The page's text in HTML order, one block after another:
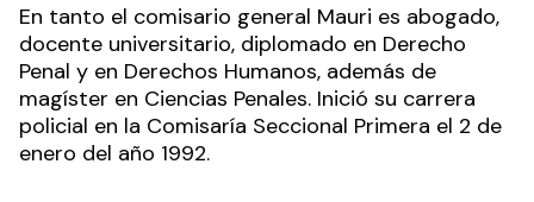
En tanto el comisario general Mauri es abogado,
docente universitario, diplomado en Derecho
Penal y en Derechos Humanos, además de
magíster en Ciencias Penales. Inició su carrera
policial en la Comisaría Seccional Primera el 2 de
enero del año 1992.